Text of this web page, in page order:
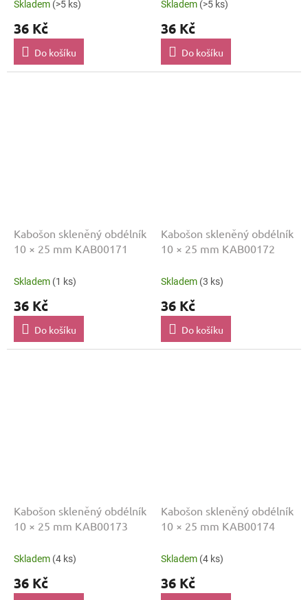
Skladem (>5 ks)
36 Kč
Do košíku
Skladem (>5 ks)
36 Kč
Do košíku
Kabošon skleněný obdélník
10 × 25 mm KAB00171
Skladem (1 ks)
36 Kč
Do košíku
Kabošon skleněný obdélník
10 × 25 mm KAB00172
Skladem (3 ks)
36 Kč
Do košíku
Kabošon skleněný obdélník
10 × 25 mm KAB00173
Skladem (4 ks)
36 Kč
Kabošon skleněný obdélník
10 × 25 mm KAB00174
Skladem (4 ks)
36 Kč